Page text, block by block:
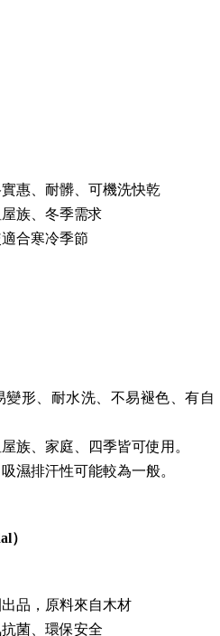
惠、耐髒、可機洗快乾
屋族、冬季需求
合寒冷季節
變形、耐水洗、不易褪色、有自
族、家庭、四季皆可使用。
濕排汗性可能較為一般。
）
品，原料來自木材
菌、環保安全